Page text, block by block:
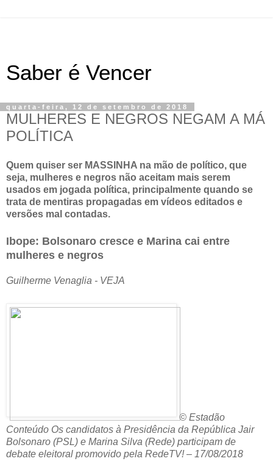
Saber é Vencer
quarta-feira, 12 de setembro de 2018
MULHERES E NEGROS NEGAM A MÁ
POLÍTICA
Quem quiser ser MASSINHA na mão de político, que
seja, mulheres e negros não aceitam mais serem
usados em jogada política, principalmente quando se
trata de mentiras propagadas em vídeos editados e
versões mal contadas.
Ibope: Bolsonaro cresce e Marina cai entre
mulheres e negros
Guilherme Venaglia - VEJA
© Estadão
Conteúdo Os candidatos à Presidência da República Jair
Bolsonaro (PSL) e Marina Silva (Rede) participam de
debate eleitoral promovido pela RedeTV! – 17/08/2018